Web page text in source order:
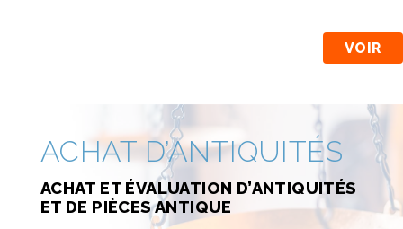
VOIR
ACHAT D’ANTIQUITÉS
ACHAT ET ÉVALUATION D’ANTIQUITÉS
ET DE PIÈCES ANTIQUE